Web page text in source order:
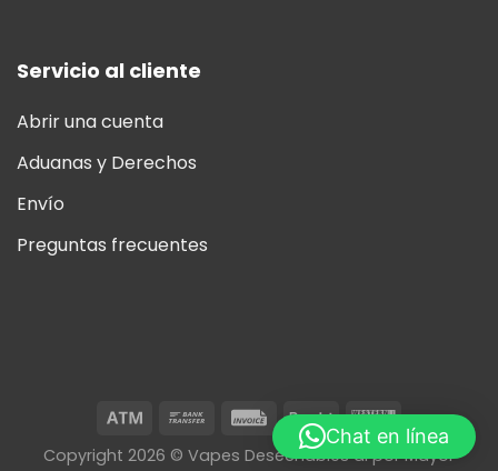
Servicio al cliente
Abrir una cuenta
Aduanas y Derechos
Envío
Preguntas frecuentes
Copyright 2026 © Vapes Desechables al por Mayor
Chat en línea